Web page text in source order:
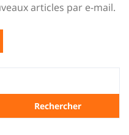
articles par e-mail.
Rechercher